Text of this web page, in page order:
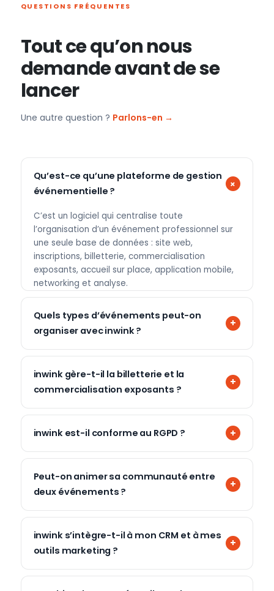
QUESTIONS FRÉQUENTES
Tout ce qu’on nous
demande avant de se
lancer
Une autre question ? Parlons-en →
Qu’est-ce qu’une plateforme de gestion
événementielle ?
C’est un logiciel qui centralise toute
l’organisation d’un événement professionnel sur
une seule base de données : site web,
inscriptions, billetterie, commercialisation
exposants, accueil sur place, application mobile,
networking et analyse.
Quels types d’événements peut-on
organiser avec inwink ?
inwink gère-t-il la billetterie et la
commercialisation exposants ?
inwink est-il conforme au RGPD ?
Peut-on animer sa communauté entre
deux événements ?
inwink s’intègre-t-il à mon CRM et à mes
outils marketing ?